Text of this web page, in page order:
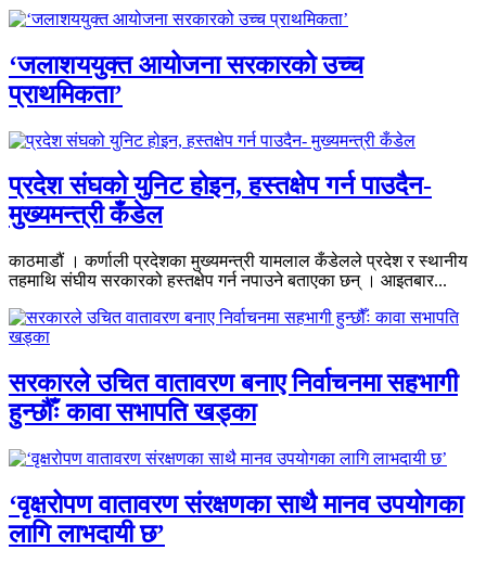
‘जलाशययुक्त आयोजना सरकारको उच्च
प्राथमिकता’
प्रदेश संघको युनिट होइन, हस्तक्षेप गर्न पाउदैन-
मुख्यमन्त्री कँडेल
काठमाडौं । कर्णाली प्रदेशका मुख्यमन्त्री यामलाल कँडेलले प्रदेश र स्थानीय
तहमाथि संघीय सरकारको हस्तक्षेप गर्न नपाउने बताएका छन् । आइतबार...
सरकारले उचित वातावरण बनाए निर्वाचनमा सहभागी
हुन्छौँः कावा सभापति खड्का
‘वृक्षरोपण वातावरण संरक्षणका साथै मानव उपयोगका
लागि लाभदायी छ’